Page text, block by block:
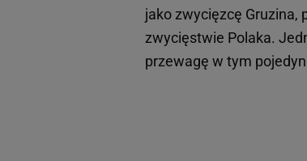
jako zwycięzcę Gruzina,
zwycięstwie Polaka.
przewagę w tym